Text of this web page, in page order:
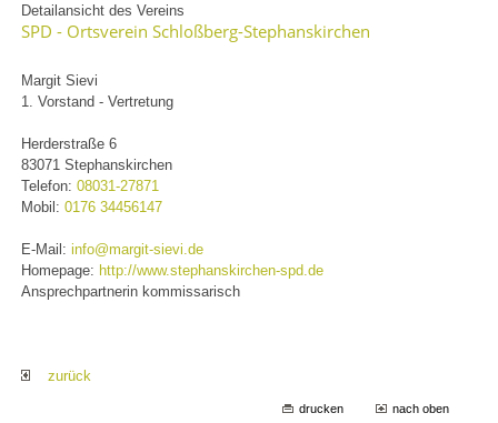
Detailansicht des Vereins
SPD - Ortsverein Schloßberg-Stephanskirchen
Margit Sievi
1. Vorstand - Vertretung
Herderstraße 6
83071 Stephanskirchen
Telefon:08031-27871
Mobil:0176 34456147
E-Mail:info@margit-sievi.de
Homepage: http://www.stephanskirchen-spd.de
Ansprechpartnerin kommissarisch
zurück
drucken nach oben